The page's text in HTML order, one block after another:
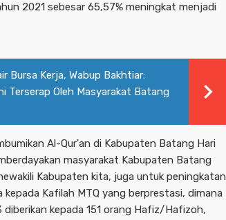
2021 sebesar 65,57% meningkat menjadi
Bursa Kerja, Wabup Bakhtiar:
Terserap Oleh Masyarakat Batang
Al-Qur'an di Kabupaten Batang Hari
masyarakat Kabupaten Batang
Kabupaten kita, juga untuk peningkatan
Kafilah MTQ yang berprestasi, dimana
kepada 151 orang Hafiz/Hafizoh,